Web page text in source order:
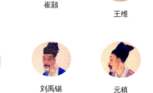
崔颢
王维
刘禹锡 元稹